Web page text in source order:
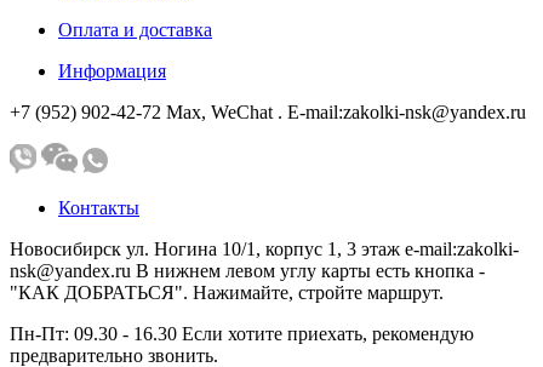
Оплата и доставка
Информация
+7 (952) 902-42-72 Мах, WeChat . E-mail:zakolki-nsk@yandex.ru
Контакты
Новосибирск ул. Ногина 10/1, корпус 1, 3 этаж e-mail:zakolki-
nsk@yandex.ru В нижнем левом углу карты есть кнопка -
"КАК ДОБРАТЬСЯ". Нажимайте, стройте маршрут.
Пн-Пт: 09.30 - 16.30 Если хотите приехать, рекомендую
предварительно звонить.